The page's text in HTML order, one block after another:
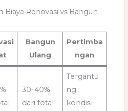
Renovasi vs Bangun
Bangun
Ulang
Pertimba
ngan
30-40%
dari total
Tergantu
ng
kondisi